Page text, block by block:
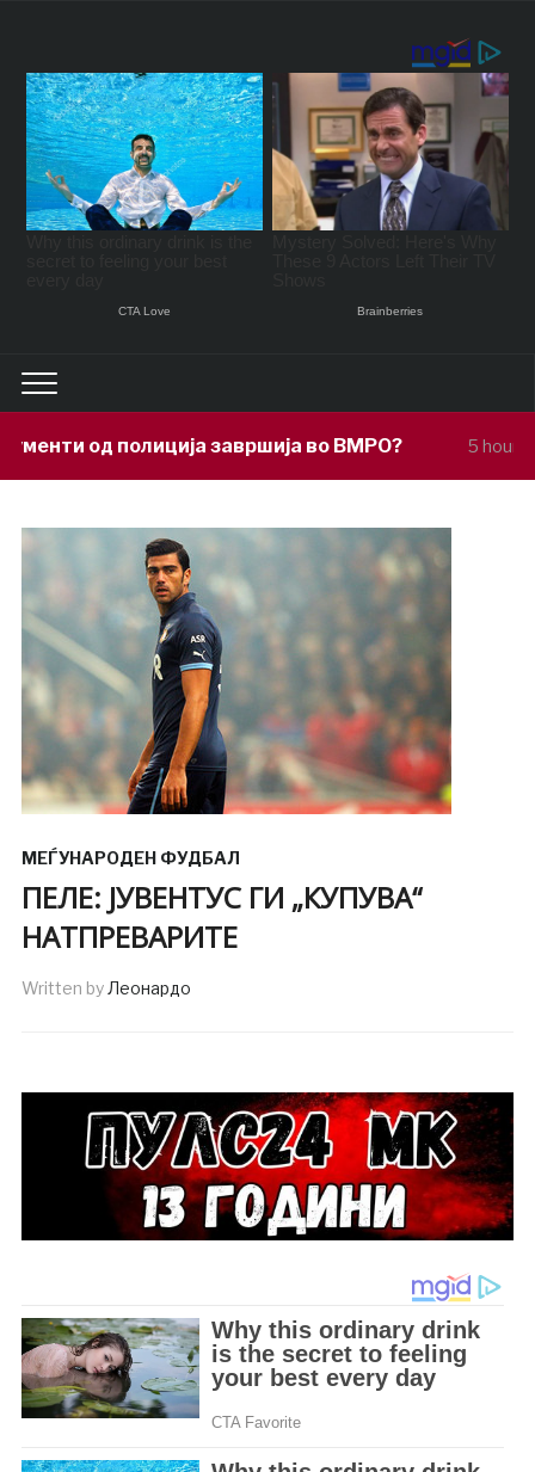
завршија во ВМРО? 5 hours ago Под
МЕЃУНАРОДЕН ФУДБАЛ
ПЕЛЕ: ЈУВЕНТУС ГИ „КУПУВА“
НАТПРЕВАРИТЕ
Written byЛеонардо